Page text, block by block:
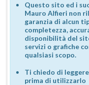
Questo sito ed i
Mauro Alfieri non
garanzia di alcun
completezza,
disponibilità del
servizi o grafiche
qualsiasi scopo.
Ti chiedo di
prima di utilizzarlo